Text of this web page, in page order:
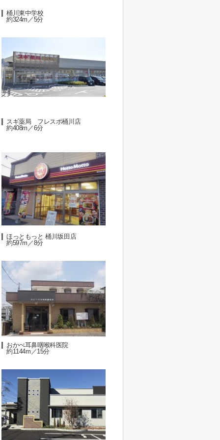
桶川東中学校
約324m／5分
スギ薬局 フレスポ桶川店
約408m／6分
ほっともっと 桶川坂田店
約597m／8分
おかべ耳鼻咽喉科医院
約1144m／15分